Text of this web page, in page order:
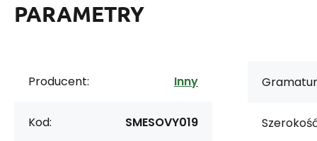
PARAMETRY
Producent: Inny
Kod: SMESOVY019